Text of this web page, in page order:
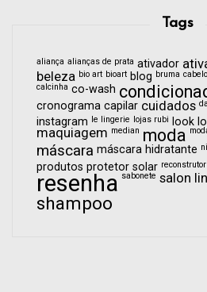
Tags
aliança alianças de prata ativador
beleza bio art bioart blog bruma
calcinha co-wash
cronograma capilar cuidados
instagram le lingerie lojas rubi look
maquiagem median moda
máscara máscara hidratante
produtos protetor solar reconstrutor
resenha sabonete salon
shampoo